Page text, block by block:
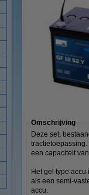
Omschrijving
Deze set,
een capaciteit
Het gel type
als een semi-
accu.